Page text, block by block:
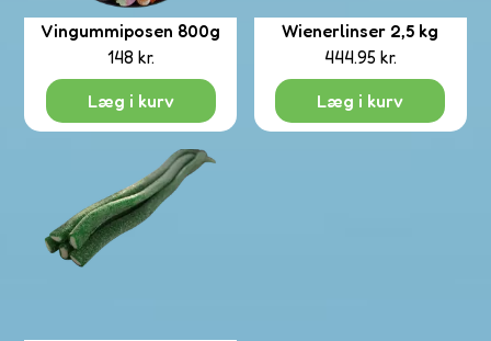
Vingummiposen 800g
148 kr.
Læg i kurv
Wienerlinser 2,5 kg
444.95 kr.
Læg i kurv